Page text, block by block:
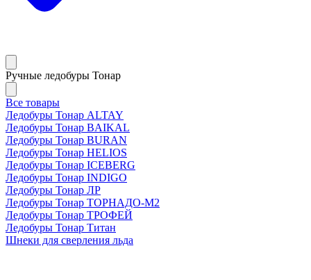
Ручные ледобуры Тонар
Все товары
Ледобуры Тонар ALTAY
Ледобуры Тонар BAIKAL
Ледобуры Тонар BURAN
Ледобуры Тонар HELIOS
Ледобуры Тонар ICEBERG
Ледобуры Тонар INDIGO
Ледобуры Тонар ЛР
Ледобуры Тонар ТОРНАДО-М2
Ледобуры Тонар ТРОФЕЙ
Ледобуры Тонар Титан
Шнеки для сверления льда